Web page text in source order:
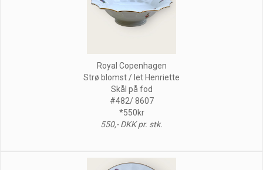
Royal Copenhagen
Strø blomst / let Henriette
Skål på fod
#482/ 8607
*550kr
550,- DKK pr. stk.